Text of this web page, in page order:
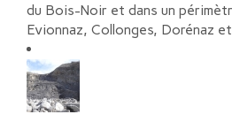
du Bois-Noir et dans un
Evionnaz, Collonges, Dorénaz